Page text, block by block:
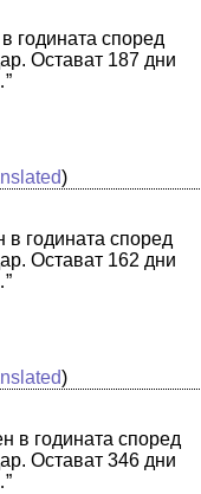
годината според
Остават 187 дни
)
в годината според
Остават 162 дни
)
в годината според
Остават 346 дни